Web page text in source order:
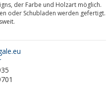
der Farbe und Holzart möglich.
oder Schubladen werden gefertigt.